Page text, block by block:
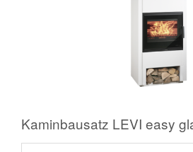
Kaminbausatz LEVI easy